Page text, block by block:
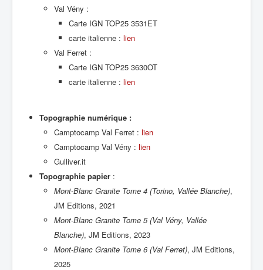
Val Vény :
Carte IGN TOP25 3531ET
carte italienne : lien
Val Ferret :
Carte IGN TOP25 3630OT
carte italienne : lien
Topographie numérique :
Camptocamp Val Ferret : lien
Camptocamp Val Vény : lien
Gulliver.it
Topographie papier :
Mont-Blanc Granite Tome 4 (Torino, Vallée Blanche),
JM Editions, 2021
Mont-Blanc Granite Tome 5 (Val Vény, Vallée
Blanche), JM Editions, 2023
Mont-Blanc Granite Tome 6 (Val Ferret), JM Editions,
2025